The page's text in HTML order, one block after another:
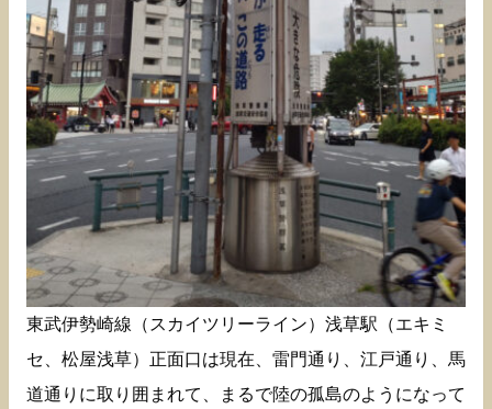
東武伊勢崎線（スカイツリーライン）浅草駅（エキミ
セ、松屋浅草）正面口は現在、雷門通り、江戸通り、馬
道通りに取り囲まれて、まるで陸の孤島のようになって